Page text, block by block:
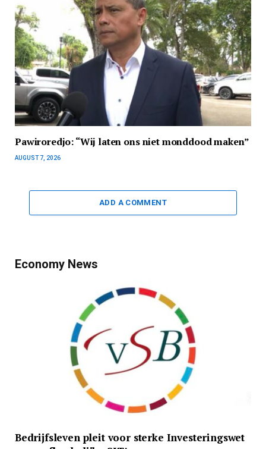
Pawiroredjo: “Wij laten ons niet monddood maken”
AUGUST 7, 2026
ADD A COMMENT
Economy News
Bedrijfsleven pleit voor sterke Investeringswet